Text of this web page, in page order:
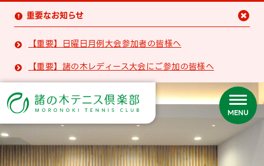
 重要なお知らせ
 【重要】日曜日月例大会参加者の皆様へ
 【重要】諸の木レディース大会にご参加の皆様へ

MENU